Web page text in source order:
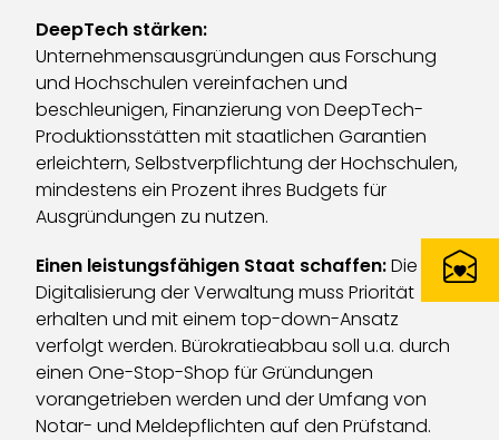
DeepTech stärken:
Unternehmensausgründungen aus Forschung
und Hochschulen vereinfachen und
beschleunigen, Finanzierung von DeepTech-
Produktionsstätten mit staatlichen Garantien
erleichtern, Selbstverpflichtung der Hochschulen,
mindestens ein Prozent ihres Budgets für
Ausgründungen zu nutzen.
Einen leistungsfähigen Staat schaffen:Die
Digitalisierung der Verwaltung muss Priorität
erhalten und mit einem top-down-Ansatz
verfolgt werden. Bürokratieabbau soll u.a. durch
einen One-Stop-Shop für Gründungen
vorangetrieben werden und der Umfang von
Notar- und Meldepflichten auf den Prüfstand.